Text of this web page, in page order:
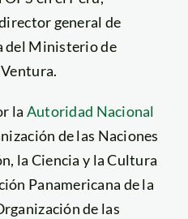
general de
del Ministerio de
la Autoridad Nacional
de las Naciones
la Ciencia y la Cultura
Panamericana de la
de las